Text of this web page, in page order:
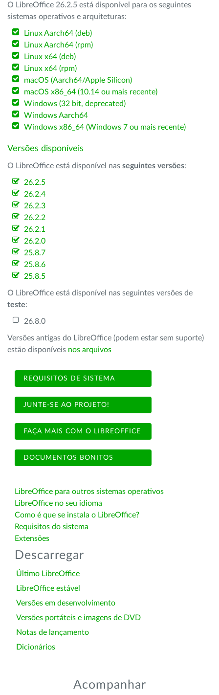
O LibreOffice 26.2.5 está disponível para os seguintes
sistemas operativos e arquiteturas:
Linux Aarch64 (deb)
Linux Aarch64 (rpm)
Linux x64 (deb)
Linux x64 (rpm)
macOS (Aarch64/Apple Silicon)
macOS x86_64 (10.14 ou mais recente)
Windows (32 bit, deprecated)
Windows Aarch64
Windows x86_64 (Windows 7 ou mais recente)
Versões disponíveis
O LibreOffice está disponível nas seguintes versões:
26.2.5
26.2.4
26.2.3
26.2.2
26.2.1
26.2.0
25.8.7
25.8.6
25.8.5
O LibreOffice está disponível nas seguintes versões de
teste:
26.8.0
Versões antigas do LibreOffice (podem estar sem suporte)
estão disponíveis nos arquivos
REQUISITOS DE SISTEMA
JUNTE-SE AO PROJETO!
FAÇA MAIS COM O LIBREOFFICE
DOCUMENTOS BONITOS
LibreOffice para outros sistemas operativos
LibreOffice no seu idioma
Como é que se instala o LibreOffice?
Requisitos do sistema
Extensões
Descarregar
Último LibreOffice
LibreOffice estável
Versões em desenvolvimento
Versões portáteis e imagens de DVD
Notas de lançamento
Dicionários
Acompanhar